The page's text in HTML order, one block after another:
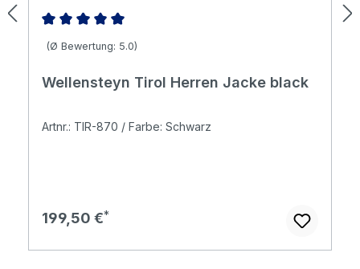
Durchschnittliche Bewertung von 5 von 5 Sternen
(Ø Bewertung: 5.0)
Wellensteyn Tirol Herren Jacke black
Artnr.: TIR-870 / Farbe: Schwarz
Regulärer Preis:
199,50 €